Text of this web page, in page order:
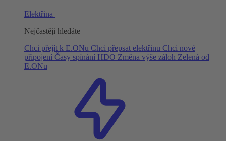
Elektřina
Nejčastěji hledáte
Chci přejít k E.ONu Chci přepsat elektřinu Chci nové
připojení Časy spínání HDO Změna výše záloh Zelená od
E.ONu